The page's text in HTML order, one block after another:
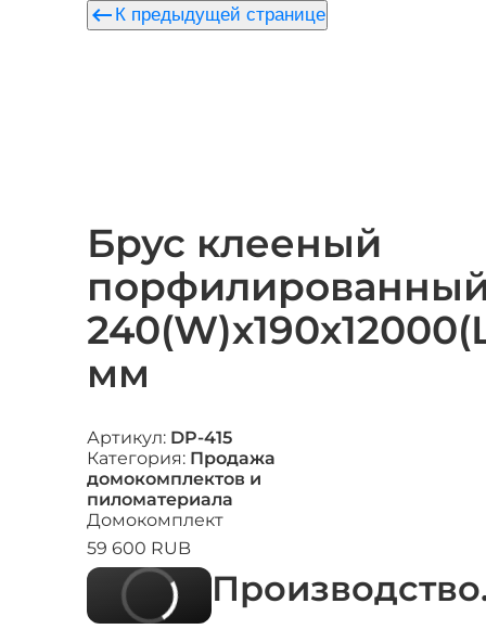
keyboard_backspace К предыдущей странице
Брус клееный
мм
Артикул: DP-415
Категория: Продажа
домокомплектов и
пиломатериала
Домокомплект
59 600 RUB